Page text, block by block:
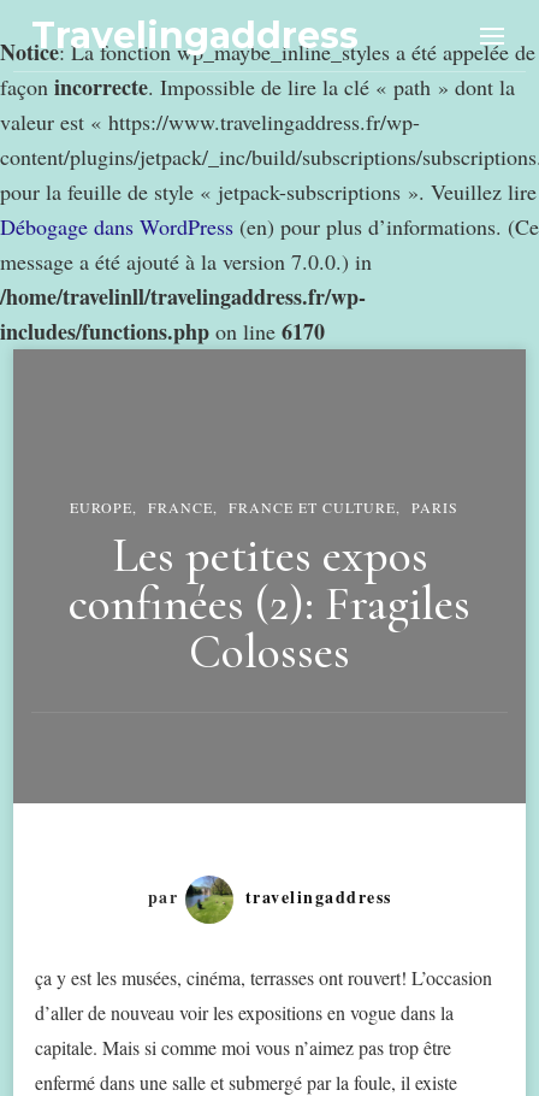
Notice: La fonction wp_maybe_inline_styles a été appelée de
façon incorrecte. Impossible de lire la clé « path » dont la
valeur est « https://www.travelingaddress.fr/wp-
content/plugins/jetpack/_inc/build/subscriptions/
pour la feuille de style « jetpack-subscriptions ». Veuillez lire
Débogage dans WordPress (en) pour plus d’informations. (Ce
message a été ajouté à la version 7.0.0.) in
/home/travelinll/travelingaddress.fr/wp-
includes/functions.php on line 6170
Travelingaddress
EUROPE FRANCE FRANCE ET CULTURE PARIS
Les petites expos
confinées (2): Fragiles
Colosses
par travelingaddress
ça y est les musées, cinéma, terrasses ont rouvert! L’occasion
d’aller de nouveau voir les expositions en vogue dans la
capitale. Mais si comme moi vous n’aimez pas trop être
enfermé dans une salle et submergé par la foule, il existe